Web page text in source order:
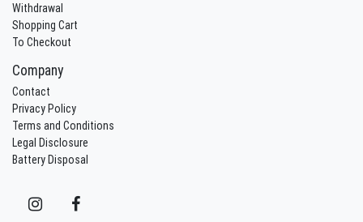
Withdrawal
Shopping Cart
To Checkout
Company
Contact
Privacy Policy
Terms and Conditions
Legal Disclosure
Battery Disposal